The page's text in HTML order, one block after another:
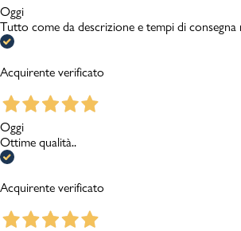
Oggi
Tutto come da descrizione e tempi di consegna
Acquirente verificato
Oggi
Ottime qualità..
Acquirente verificato